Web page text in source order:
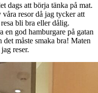
dags att börja tänka på mat.
resor då jag tycker att
bli bra eller dålig.
god hamburgare på gatan
måste smaka bra! Maten
reser.